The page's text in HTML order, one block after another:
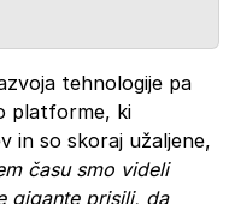
tehnologije pa
platforme, ki
in so skoraj užaljene,
času smo videli
gigante prisili, da